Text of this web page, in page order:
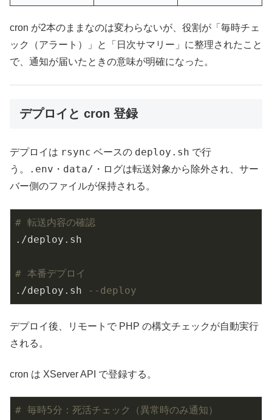
cron が2本のままなのは変わらないが、役割が「毎時チェ
ック（アラート）」と「日次サマリー」に整理されたこと
で、通知が届いたときの意味が明確になった。
デプロイと cron 登録
デプロイは rsync ベースの deploy.sh で行
う。
.env ・ data/ ・ログは転送対象から除外され、サー
バー側のファイルが保持される。
# 転送内容の確認
./deploy.sh
# 本番デプロイ
./deploy.sh
--deploy
デプロイ後、リモートで PHP の構文チェックが自動実行
される。
cron は XServer API で登録する。
# 毎時5分：死活チェック（異常時のみ通知）